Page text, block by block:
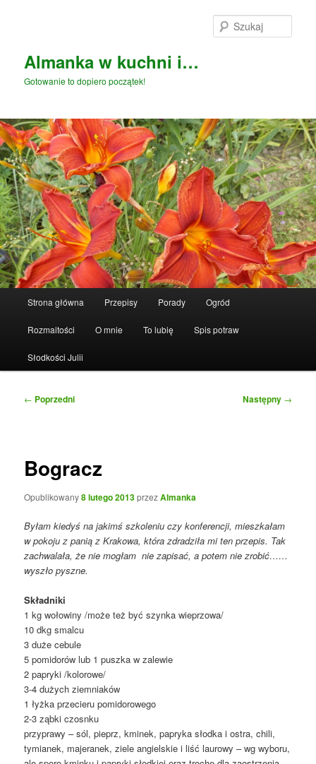
Almanka w kuchni i…
Gotowanie to dopiero początek!
Strona główna Przepisy Porady Ogród
Rozmaitości O mnie To lubię Spis potraw
Słodkości Julii
Nawigacja
← Poprzedni Następny →
Bogracz
Opublikowany8 lutego 2013przezAlmanka
Byłam kiedyś na jakimś szkoleniu czy konferencji, mieszkałam
w pokoju z panią z Krakowa, która zdradziła mi ten przepis. Tak
zachwalała, że nie mogłam nie zapisać, a potem nie zrobić……
wyszło pyszne.
Składniki
1 kg wołowiny /może też być szynka wieprzowa/
10 dkg smalcu
3 duże cebule
5 pomidorów lub 1 puszka w zalewie
2 papryki /kolorowe/
3-4 dużych ziemniaków
1 łyżka przecieru pomidorowego
2-3 ząbki czosnku
przyprawy – sól, pieprz, kminek, papryka słodka i ostra, chili,
tymianek, majeranek, ziele angielskie i liść laurowy – wg wyboru,